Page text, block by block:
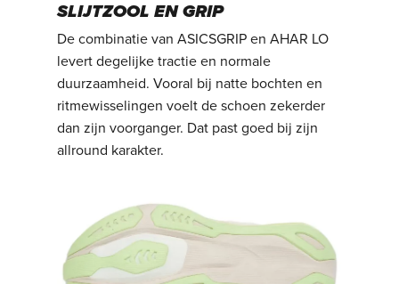
SLIJTZOOL EN GRIP
De combinatie van ASICSGRIP en AHAR LO
levert degelijke tractie en normale
duurzaamheid. Vooral bij natte bochten en
ritmewisselingen voelt de schoen zekerder
dan zijn voorganger. Dat past goed bij zijn
allround karakter.